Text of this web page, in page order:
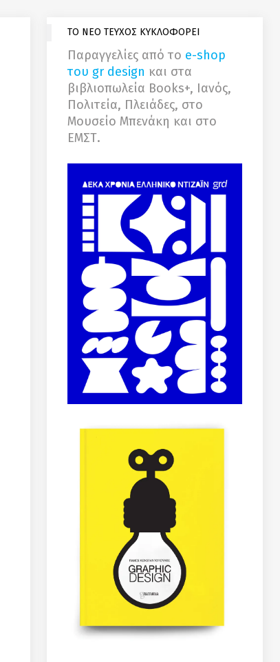
ΤΟ ΝΕΟ ΤΕΥΧΟΣ ΚΥΚΛΟΦΟΡΕΙ
Παραγγελίες από το e-shop
του gr design και στα
βιβλιοπωλεία Books+, Ιανός,
Πολιτεία, Πλειάδες, στο
Μουσείο Μπενάκη και στο
ΕΜΣΤ.